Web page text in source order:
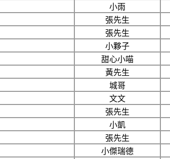
小雨
張先生
張先生
小夥子
甜心小喵
黃先生
城哥
文文
張先生
小凱
張先生
小傑瑞德